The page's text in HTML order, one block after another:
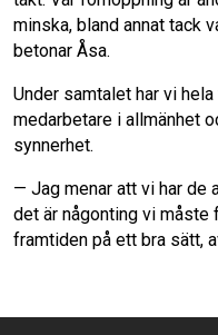
minska, bland annat tack
betonar Åsa.
Under samtalet har vi
medarbetare i allmänhet
synnerhet.
— Jag menar att vi har de
det är någonting vi måste
framtiden på ett bra sätt,